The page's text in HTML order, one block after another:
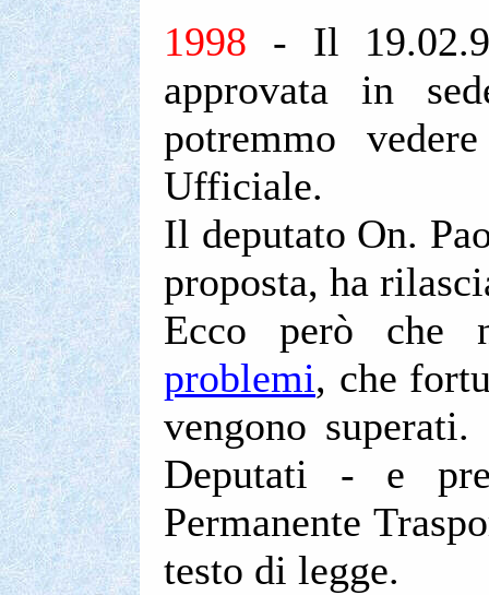
1998 - Il
approvata in
potremmo
Ufficiale.
Il deputato On.
proposta, ha
Ecco però che
problemi, che
vengono
Deputati - e
Permanente
testo di legge.